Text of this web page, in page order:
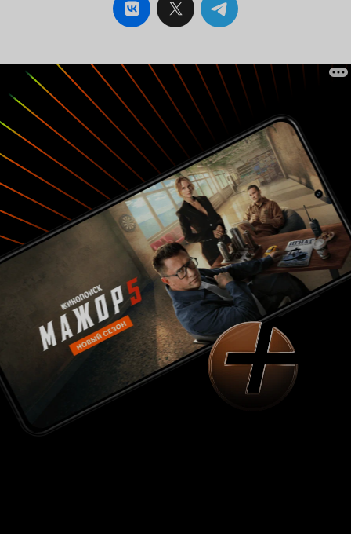
можно, потом нить связующая худеет и рвётся,
остаётся мутная вина родительский облом из-
размышлять о проблемах отцов и детей.
Вероятно, это мультфильм для родителей, а не
для рвущихся на волю подростков. 8 из 10